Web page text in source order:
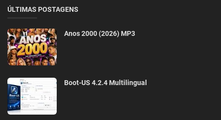
ÚLTIMAS POSTAGENS
Anos 2000 (2026) MP3
Boot-US 4.2.4 Multilingual